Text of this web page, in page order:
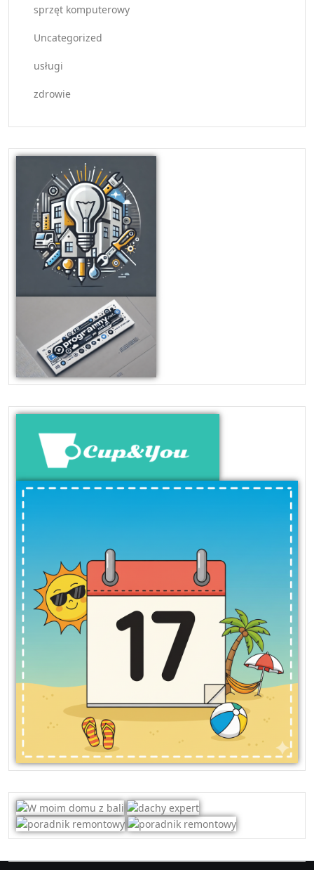
sprzęt komputerowy
Uncategorized
usługi
zdrowie